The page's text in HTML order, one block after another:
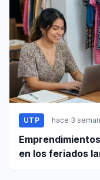
UTP hace 3
en los feriados